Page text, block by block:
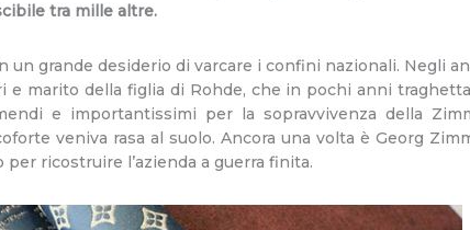
tra mille altre.
un grande desiderio di varcare i confini nazionali. Negli
e marito della figlia di Rohde, che in pochi anni
e importantissimi per la sopravvivenza della
veniva rasa al suolo. Ancora una volta è Georg
ricostruire l’azienda a guerra finita.